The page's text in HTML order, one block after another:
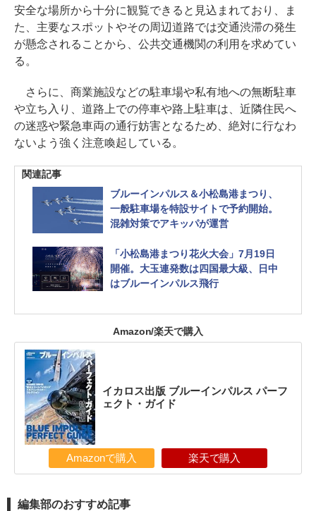
安全な場所から十分に観覧できると見込まれており、ま
た、主要なスポットやその周辺道路では交通渋滞の発生
が懸念されることから、公共交通機関の利用を求めてい
る。
さらに、商業施設などの駐車場や私有地への無断駐車
や立ち入り、道路上での停車や路上駐車は、近隣住民へ
の迷惑や緊急車両の通行妨害となるため、絶対に行なわ
ないよう強く注意喚起している。
関連記事
ブルーインパルス＆小松島港まつり、
一般駐車場を特設サイトで予約開始。
混雑対策でアキッパが運営
「小松島港まつり花火大会」7月19日
開催。大玉連発数は四国最大級、日中
はブルーインパルス飛行
Amazon/楽天で購入
イカロス出版 ブルーインパルス パーフ
ェクト・ガイド
Amazonで購入 楽天で購入
編集部のおすすめ記事